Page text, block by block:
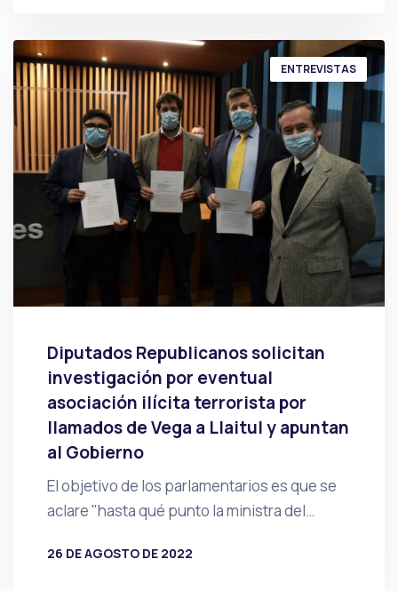
ENTREVISTAS
Diputados Republicanos solicitan
investigación por eventual
asociación ilícita terrorista por
llamados de Vega a Llaitul y apuntan
al Gobierno
El objetivo de los parlamentarios es que se
aclare "hasta qué punto la ministra del…
26 DE AGOSTO DE 2022